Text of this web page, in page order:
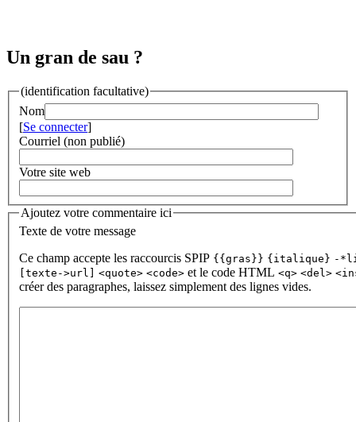
Un gran de sau ?
(identification facultative)
Nom
[Se connecter]
Courriel (non publié)
Votre site web
Ajoutez votre commentaire ici
Texte de votre message
Ce champ accepte les raccourcis SPIP {{gras}} {italique} -
[texte->url]
<quote> <code> et le code HTML <q> <del>
créer des paragraphes, laissez simplement des lignes vides.